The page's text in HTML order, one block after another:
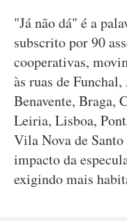
"Já não dá" é a
subscrito por 90
cooperativas,
às ruas de
Benavente, Braga,
Leiria, Lisboa,
Vila Nova de
impacto da
exigindo mais